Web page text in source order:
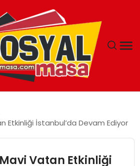
Etkinliği İstanbul’da Devam Ediyor
Mavi Vatan Etkinliği